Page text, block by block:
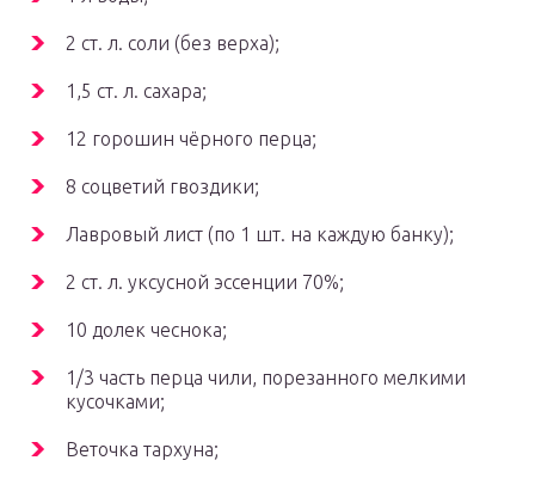
2 ст. л. соли (без верха);
1,5 ст. л. сахара;
12 горошин чёрного перца;
8 соцветий гвоздики;
Лавровый лист (по 1 шт. на каждую банку);
2 ст. л. уксусной эссенции 70%;
10 долек чеснока;
1/3 часть перца чили, порезанного мелкими
кусочками;
Веточка тархуна;